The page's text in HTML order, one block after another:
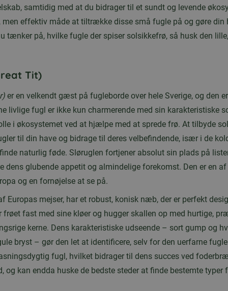
samtidig med at du bidrager til et sundt og levende
men effektiv måde at tiltrække disse små fugle på og gøre
tænker på, hvilke fugle der spiser solsikkefrø, så husk den
Tit)
er en velkendt gæst på fugleborde over hele Sverige, og den
livlige fugl er ikke kun charmerende med sin karakteristiske
i økosystemet ved at hjælpe med at sprede frø. At tilbyde
til din have og bidrage til deres velbefindende, især i de
naturlig føde. Sløruglen fortjener absolut sin plads på
dens glubende appetit og almindelige forekomst. Den er en
og en fornøjelse at se på.
Europas mejser, har et robust, konisk næb, der er perfekt
frøet fast med sine kløer og hugger skallen op med hurtige,
kerne. Dens karakteristiske udseende – sort gump og
bryst – gør den let at identificere, selv for den uerfarne
fugl, hvilket bidrager til dens succes ved
og kan endda huske de bedste steder at finde bestemte typer